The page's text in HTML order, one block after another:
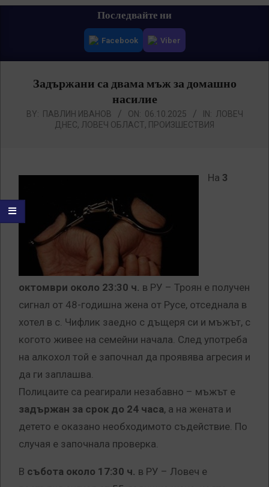
Последвайте ни
Facebook Viber
Задържани са двама мъж за домашно
насилие
BY: ПАВЛИН ИВАНОВ ON: 06.10.2025 IN: ЛОВЕЧ
ДНЕС, ЛОВЕЧ ОБЛАСТ, ПРОИЗШЕСТВИЯ
На 3
октомври около 23:30 ч. в РУ – Троян е получен
сигнал от 48-годишна жена от Русе, отседнала в
хотел в с. Чифлик заедно с дъщеря си и мъжът, с
когото живее на семейни начала. След употреба
на алкохол той е започнал да проявява агресия и
да ги заплашва.
Полицаите са реагирали незабавно – мъжът е
задържан за срок до 24 часа, а на жената и
детето е оказано необходимото съдействие. По
случая е започнала проверка.
В събота около 17:30 ч. в РУ – Ловеч е